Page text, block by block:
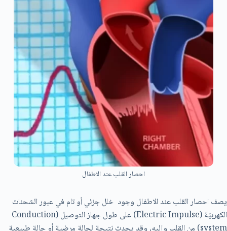
احصار القلب عند الاطفال
يصف احصار القلب عند الاطفال وجود خلل جزئي أو تام في عبور الشحنات
الكهربيّة (Electric Impulse) على طول جهاز التوصيل (Conduction